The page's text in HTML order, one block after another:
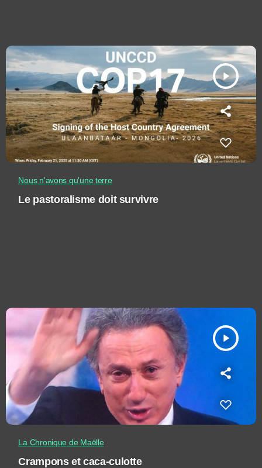
play_arrow
Nous n'avons qu'une terre
Le pastoralisme doit survivre
play_arrow
La Chronique de Maëlle
Crampons et caca-culotte